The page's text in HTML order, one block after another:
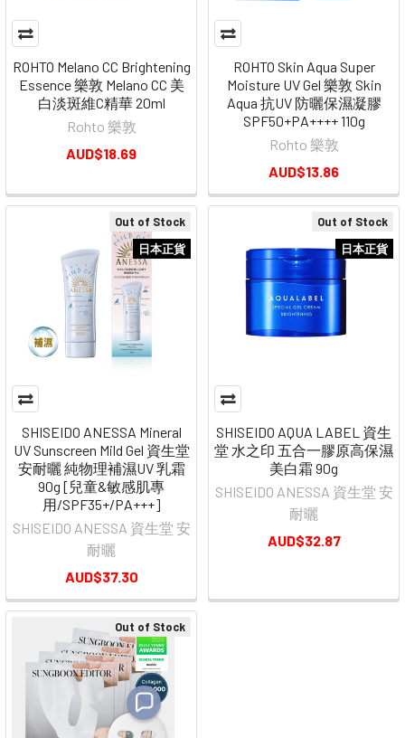
ROHTO Melano CC Brightening
Essence 樂敦 Melano CC 美
白淡斑維C精華 20ml
Rohto 樂敦
AUD$18.69
ROHTO Skin Aqua Super
Moisture UV Gel 樂敦 Skin
Aqua 抗UV 防曬保濕凝膠
SPF50+PA++++ 110g
Rohto 樂敦
AUD$13.86
Out of Stock
日本正貨
SHISEIDO ANESSA Mineral
UV Sunscreen Mild Gel 資生堂
安耐曬 純物理補濕UV 乳霜
90g [兒童&敏感肌專
用/SPF35+/PA+++]
SHISEIDO ANESSA 資生堂 安
耐曬
AUD$37.30
Out of Stock
日本正貨
SHISEIDO AQUA LABEL 資生
堂 水之印 五合一膠原高保濕
美白霜 90g
SHISEIDO ANESSA 資生堂 安
耐曬
AUD$32.87
Out of Stock